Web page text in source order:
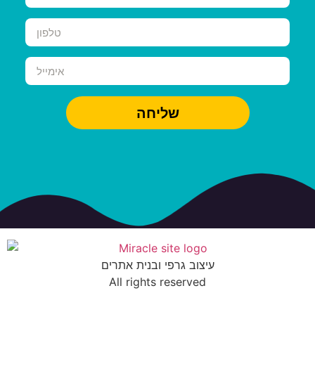
שליחה
עיצוב גרפי ובנית אתרים
All rights reserved